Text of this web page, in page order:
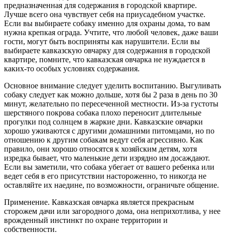
предназначенная для содержания в городской квартире.
Лучше всего она чувствует себя на приусадебном участке.
Если вы выбираете собаку именно для охраны дома, то вам
нужна крепкая ограда. Учтите, что любой человек, даже ваши
гости, могут быть восприняты как нарушители. Если вы
выбираете кавказскую овчарку для содержания в городской
квартире, помните, что кавказская овчарка не нуждается в
каких-то особых условиях содержания.
Основное внимание следует уделить воспитанию. Выгуливать
собаку следует как можно дольше, хотя бы 2 раза в день по 30
минут, желательно по пересеченной местности. Из-за густоты
шерстяного покрова собака плохо переносит длительные
прогулки под солнцем в жаркие дни. Кавказские овчарки
хорошо уживаются с другими домашними питомцами, но по
отношению к другим собакам ведут себя агрессивно. Как
правило, они хорошо относятся к хозяйским детям, хотя
изредка бывает, что маленькие дети изрядно им досаждают.
Если вы заметили, что собака убегает от вашего ребенка или
ведет себя в его присутствии настороженно, то никогда не
оставляйте их наедине, по возможности, ограничьте общение.
Применение. Кавказская овчарка является прекрасным
сторожем дачи или загородного дома, она неприхотлива, у нее
врожденный инстинкт по охране территории и
собственности.